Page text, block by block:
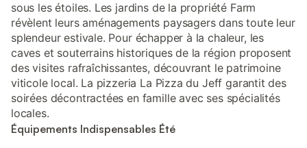
sous les étoiles. Les jardins de la propriété Farm
révèlent leurs aménagements paysagers dans toute leur
splendeur estivale. Pour échapper à la chaleur, les
caves et souterrains historiques de la région proposent
des visites rafraîchissantes, découvrant le patrimoine
viticole local. La pizzeria La Pizza du Jeff garantit des
soirées décontractées en famille avec ses spécialités
locales.
Équipements Indispensables Été